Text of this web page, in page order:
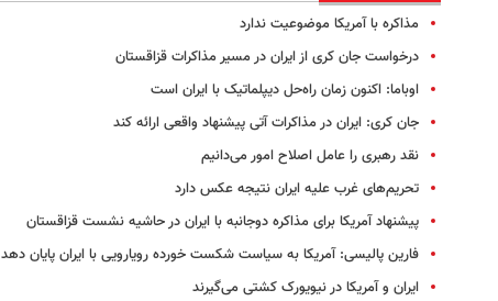
مذاکره با آمریکا موضوعیت ندارد
درخواست جان کری از ایران در مسیر مذاکرات قزاقستان
اوباما: اکنون زمان راه‌حل دیپلماتیک با ایران است
جان کری: ایران در مذاکرات آتی پیشنهاد واقعی ارائه کند
نقد رهبری را عامل اصلاح امور می‌دانیم
تحریم‌های غرب علیه ایران نتیجه عکس دارد
پیشنهاد آمریکا برای مذاکره دوجانبه با ایران در حاشیه نشست قزاقستان
فارین پالیسی: آمریکا به سیاست شکست خورده رویارویی با ایران پایان دهد
ایران و آمریکا در نیویورک کشتی می‌گیرند